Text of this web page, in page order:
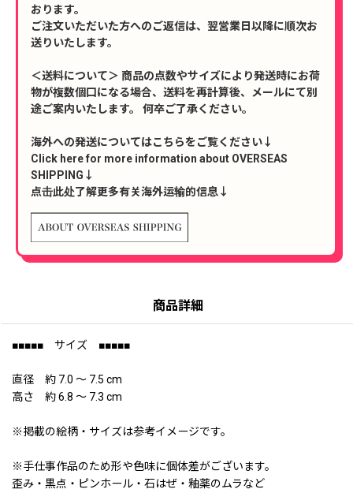
おります。
ご注文いただいた方へのご返信は、翌営業日以降に順次お
送りいたします。
＜送料について＞ 商品の点数やサイズにより発送時にお荷
物が複数個口になる場合、送料を再計算後、メールにて別
途ご案内いたします。 何卒ご了承ください。
海外への発送についてはこちらをご覧ください↓
Click here for more information about OVERSEAS
SHIPPING↓
点击此处了解更多有关海外运输的信息↓
商品詳細
■■■■■ サイズ ■■■■■
直径 約 7.0 〜 7.5 cm
高さ 約 6.8 〜 7.3 cm
※掲載の絵柄・サイズは参考イメージです。
※手仕事作品のため形や色味に個体差がございます。
歪み・黒点・ピンホール・石はぜ・釉薬のムラなど